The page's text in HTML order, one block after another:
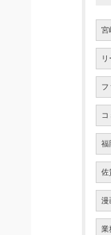
宮
フ
コ
福
佐
漫
業